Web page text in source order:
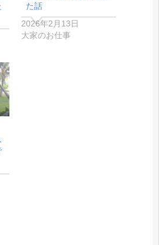
た話
2026年2月13日
大家のお仕事